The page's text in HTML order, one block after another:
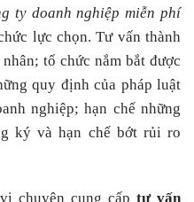
ty doanh nghiệp miễn phí
lực chọn. Tư vấn thành
tổ chức nắm bắt được
quy định của pháp luật
nghiệp; hạn chế những
ký và hạn chế bớt rủi ro
chuyên cung cấp tư vấn